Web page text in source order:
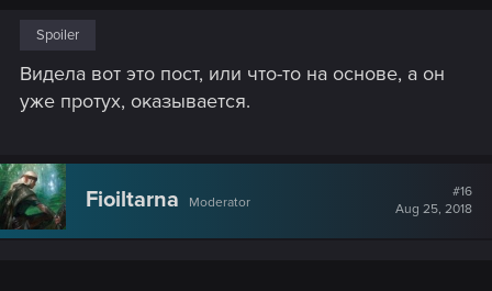
«Бесплатные вещи разрушают экономику игры.»
Spoiler
Видела вот это пост, или что-то на основе, а он
уже протух, оказывается.
Fioiltarna Moderator
#16
Aug 25, 2018